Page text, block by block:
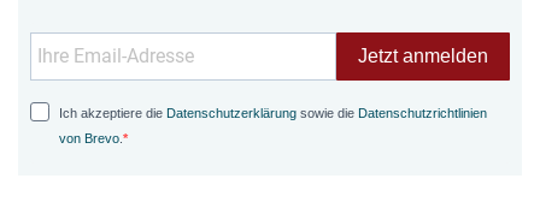
Jetzt anmelden
Ich akzeptiere die Datenschutzerklärung sowie die Datenschutzrichtlinien
von Brevo